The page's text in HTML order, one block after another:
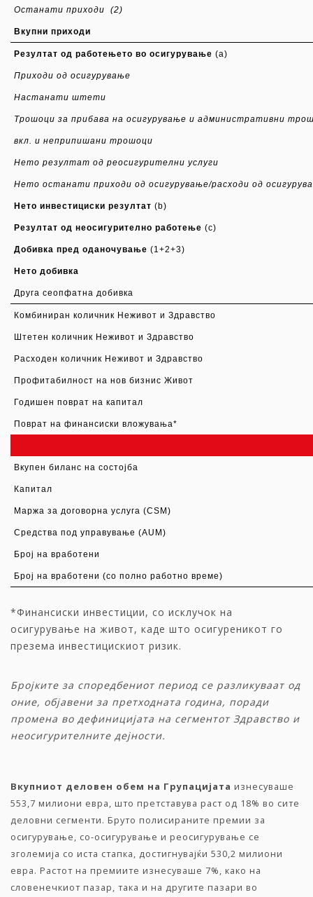
Останати приходи (2)
Вкупни приходи
Резултат од работењето во осигурување (a)
Приходи од осигурување
Настанати штети
Трошоци за прибава на осигурување и административни
вкл. и неприпишани трошоци
Нето резултат од реосигурителни услуги
Нето останати приходи од осигурување/расходи од
Нето инвестициски резултат (b)
Резултат од неосигурително работење (c)
Добивка пред оданочување (1+2+3)
Нето добивка
Друга сеопфатна добивка
Комбиниран количник Неживот и Здравство
Штетен количник Неживот и Здравство
Расходен количник Неживот и Здравство
Профитабилност на нов бизнис Живот
Годишен поврат на капитал
Поврат на финансиски вложувања*
Вкупен биланс на состојба
Капитал
Маржа за договорна услуга (CSM)
Средства под управување (AUM)
Број на вработени
Број на вработени (со полно работно време)
*Финансиски инвестиции, со исклучок на
осигурување на живот, каде што осигуреникот го
презема инвестицискиот ризик.
Бројките за споредбениот период се разликуваат од
оние, објавени за претходната година, поради
промена во дефиницијата на сегментот Здравство и
неосигурителните дејности.
Вкупниот деловен обем на Групацијата изнесуваше
553,7 милиони евра, што претставува раст од 18% во сите
деловни сегменти. Бруто полисираните премии за
осигурување, со-осигурување и реосигурување се
зголемија со иста стапка, достигнувајќи 530,2 милиони
евра. Растот на премиите изнесуваше 7%, како на
словенечкиот пазар, така и на другите пазари во